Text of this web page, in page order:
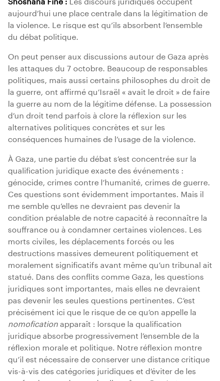
aujourd’hui une place centrale dans la légitimation de
la violence. Le risque est qu’ils absorbent l’ensemble
du débat politique.
On peut penser aux discussions autour de Gaza après
les attaques du 7 octobre. Beaucoup de responsables
politiques, mais aussi certains philosophes du droit de
la guerre, ont affirmé qu’Israël « avait le droit » de faire
la guerre au nom de la légitime défense. La possession
d’un droit tend parfois à clore la réflexion sur les
alternatives politiques concrètes et sur les
conséquences humaines de l’usage de la violence.
À Gaza, une partie du débat s’est concentrée sur la
qualification juridique exacte des événements :
génocide, crimes contre l’humanité, crimes de guerre.
Ces questions sont évidemment importantes. Mais il
me semble qu’elles ne devraient pas devenir la
condition préalable de notre capacité à reconnaître la
souffrance ou à condamner certaines violences. Les
morts civiles, les déplacements forcés ou les
destructions massives demeurent politiquement et
moralement significatifs avant même qu’un tribunal ait
statué. Dans des conflits comme Gaza, les questions
juridiques sont importantes, mais elles ne devraient
pas devenir les seules questions pertinentes. C’est
précisément ici que le risque de ce qu’on appelle la
nomoficationapparaît : lorsque la qualification
juridique absorbe progressivement l’ensemble de la
réflexion morale et politique. Notre réflexion montre
qu’il est nécessaire de conserver une distance critique
vis-à-vis des catégories juridiques et d’éviter de les